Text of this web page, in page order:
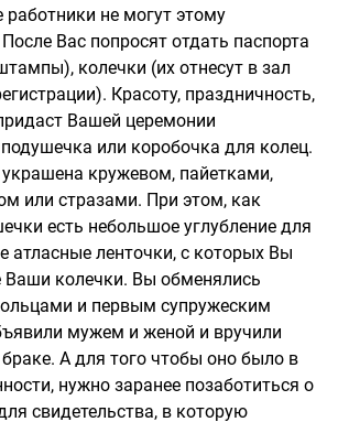
работники не могут этому
Вас попросят отдать паспорта
колечки (их отнесут в зал
Красоту, праздничность,
Вашей церемонии
или коробочка для колец.
кружевом, пайетками,
или стразами. При этом, как
есть небольшое углубление для
атласные ленточки, с которых Вы
Ваши колечки. Вы обменялись
и первым супружеским
мужем и женой и вручили
браке. А для того чтобы оно было в
нужно заранее позаботиться о
свидетельства, в которую